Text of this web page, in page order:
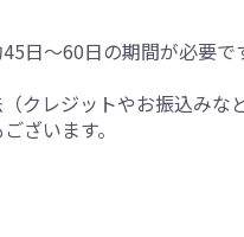
日～60日の期間が必要で
クレジットやお振込みな
ざいます。